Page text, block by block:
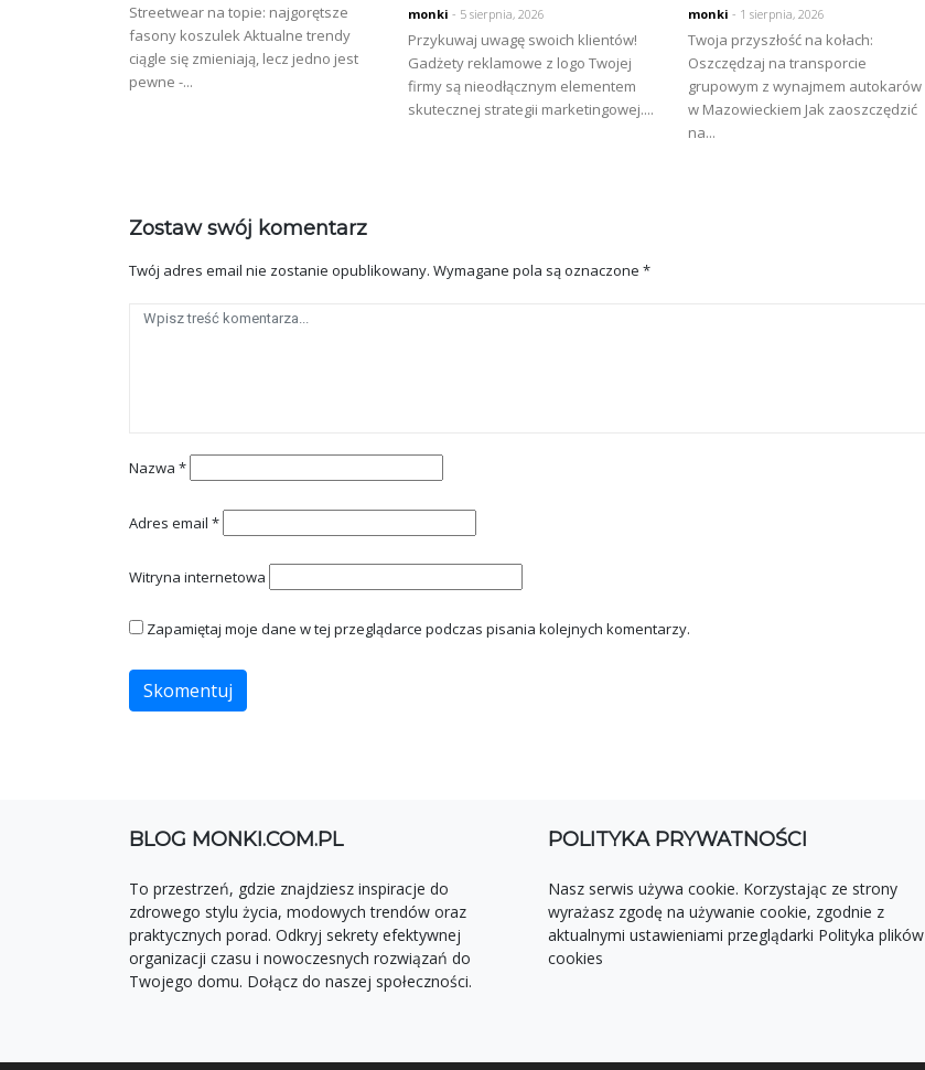
Streetwear na topie: najgorętsze
fasony koszulek Aktualne trendy
ciągle się zmieniają, lecz jedno jest
pewne -...
monki - 5 sierpnia, 2026
Przykuwaj uwagę swoich klientów!
Gadżety reklamowe z logo Twojej
firmy są nieodłącznym elementem
skutecznej strategii marketingowej....
monki - 1 sierpnia, 2026
Twoja przyszłość na kołach:
Oszczędzaj na transporcie
grupowym z wynajmem autokarów
w Mazowieckiem Jak zaoszczędzić
na...
Zostaw swój komentarz
Twój adres email nie zostanie opublikowany. Wymagane pola są oznaczone *
Nazwa *
Adres email *
Witryna internetowa
Zapamiętaj moje dane w tej przeglądarce podczas pisania kolejnych komentarzy.
BLOG MONKI.COM.PL
To przestrzeń, gdzie znajdziesz inspiracje do
zdrowego stylu życia, modowych trendów oraz
praktycznych porad. Odkryj sekrety efektywnej
organizacji czasu i nowoczesnych rozwiązań do
Twojego domu. Dołącz do naszej społeczności.
POLITYKA PRYWATNOŚCI
Nasz serwis używa cookie. Korzystając ze strony
wyrażasz zgodę na używanie cookie, zgodnie z
aktualnymi ustawieniami przeglądarki Polityka plików
cookies